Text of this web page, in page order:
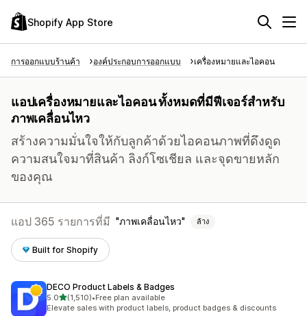
Shopify App Store
การออกแบบร้านค้า องค์ประกอบการออกแบบ เครื่องหมายและไอคอน
แอปเครื่องหมายและไอคอน ทั้งหมดที่มีฟีเจอร์สำหรับ
ภาพเคลื่อนไหว
สร้างความมั่นใจให้กับลูกค้าด้วยไอคอนภาพที่ดึงดูด
ความสนใจมาที่สินค้า ลิงก์โซเชียล และจุดขายหลัก
ของคุณ
แอป 365 รายการที่มี ภาพเคลื่อนไหว ล้าง
Built for Shopify
DECO Product Labels & Badges
5.0เต็ม 5 ดาว
(1,510)
ทั้งหมด 1510 รีวิว
•Free plan available
Elevate sales with product labels, product badges & discounts